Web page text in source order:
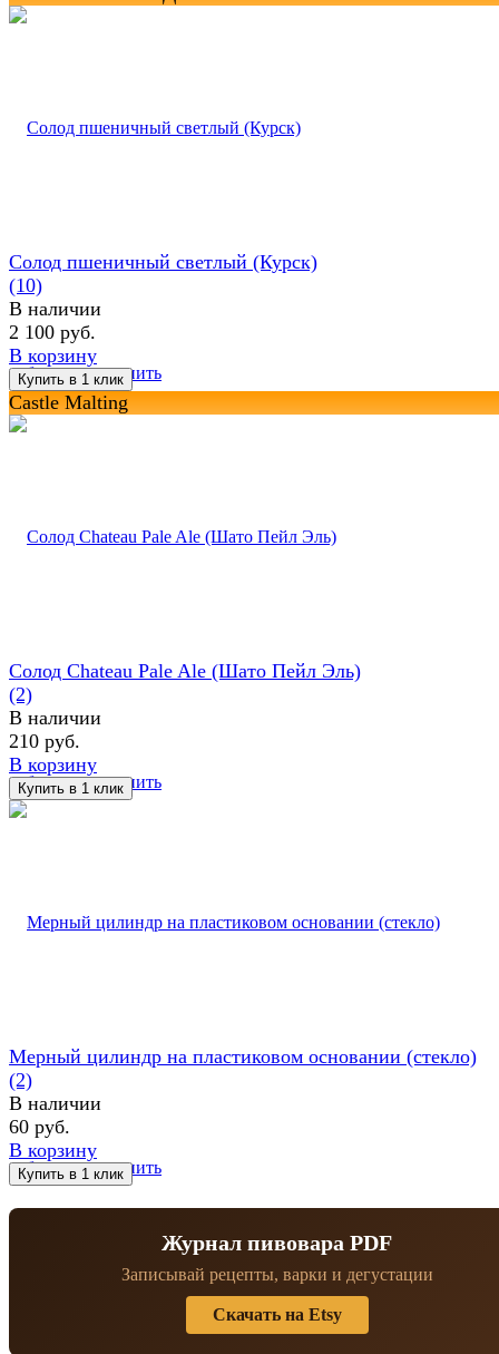
избранное сравнить
Солод пшеничный светлый (Курск)
(10)
В наличии
2 100 руб.
В корзину
Castle Malting
избранное сравнить
Солод Chateau Pale Ale (Шато Пейл Эль)
(2)
В наличии
210 руб.
В корзину
избранное сравнить
Мерный цилиндр на пластиковом основании (стекло)
(2)
В наличии
60 руб.
В корзину
Журнал пивовара PDF
Записывай рецепты, варки и дегустации
Скачать на Etsy